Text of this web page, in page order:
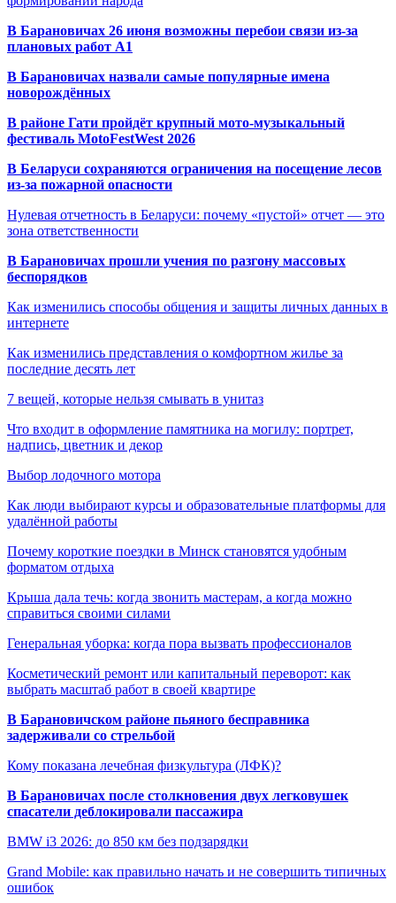
В Барановичах 26 июня возможны перебои связи из-за
плановых работ A1
В Барановичах назвали самые популярные имена
новорождённых
В районе Гати пройдёт крупный мото-музыкальный
фестиваль MotoFestWest 2026
В Беларуси сохраняются ограничения на посещение лесов
из-за пожарной опасности
Нулевая отчетность в Беларуси: почему «пустой» отчет — это
зона ответственности
В Барановичах прошли учения по разгону массовых
беспорядков
Как изменились способы общения и защиты личных данных в
интернете
Как изменились представления о комфортном жилье за
последние десять лет
7 вещей, которые нельзя смывать в унитаз
Что входит в оформление памятника на могилу: портрет,
надпись, цветник и декор
Выбор лодочного мотора
Как люди выбирают курсы и образовательные платформы для
удалённой работы
Почему короткие поездки в Минск становятся удобным
форматом отдыха
Крыша дала течь: когда звонить мастерам, а когда можно
справиться своими силами
Генеральная уборка: когда пора вызвать профессионалов
Косметический ремонт или капитальный переворот: как
выбрать масштаб работ в своей квартире
В Барановичском районе пьяного бесправника
задерживали со стрельбой
Кому показана лечебная физкультура (ЛФК)?
В Барановичах после столкновения двух легковушек
спасатели деблокировали пассажира
BMW i3 2026: до 850 км без подзарядки
Grand Mobile: как правильно начать и не совершить типичных
ошибок